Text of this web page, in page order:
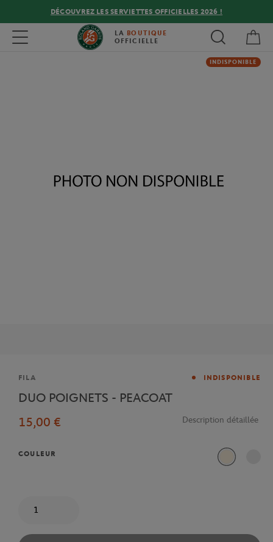
DÉCOUVREZ LES SERVIETTES OFFICIELLES 2026 !
Toggle navigation LA BOUTIQUE
OFFICIELLE
INDISPONIBLE
Marque
FILA INDISPONIBLE
DUO POIGNETS - PEACOAT
15,00 €
Description détaillée
COULEUR
Beige